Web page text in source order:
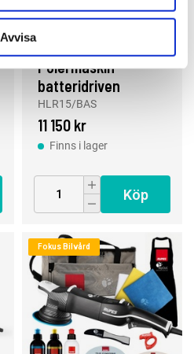
Avvisa
Polermaskin
batteridriven
oscillerande HLR15,
125 mm, BAS-kit
HLR15/BAS
11 150 kr
Finns i lager
Köp
Fokus Bilvård